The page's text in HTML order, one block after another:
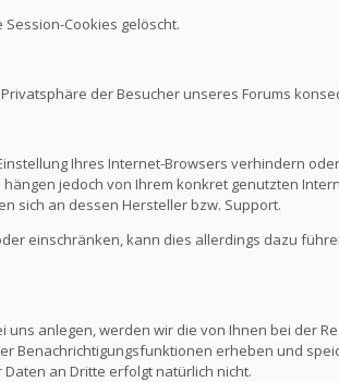
Cookies gelöscht.
der Besucher unseres Forums
Ihres Internet-Browsers verhindern
jedoch von Ihrem konkret genutzten
sich an dessen Hersteller bzw. Support.
einschränken, kann dies allerdings dazu
anlegen, werden wir die von Ihnen bei der
Benachrichtigungsfunktionen erheben und
an Dritte erfolgt natürlich nicht.